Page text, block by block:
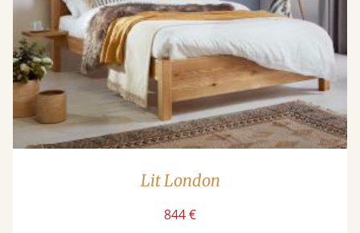
Lit London
844 €